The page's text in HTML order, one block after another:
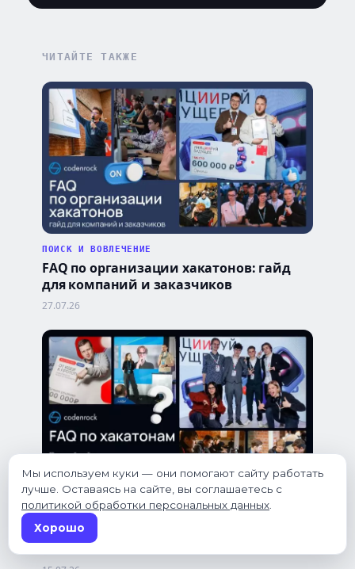
ЧИТАЙТЕ ТАКЖЕ
ПОИСК И ВОВЛЕЧЕНИЕ
FAQ по организации хакатонов: гайд
для компаний и заказчиков
27.07.26
FAQ по хакатонам: полный гайд про ИТ-
соревнования, поиск команды и
Мы используем куки — они помогают сайту работать
лучше. Оставаясь на сайте, вы соглашаетесь с
политикой обработки персональных данных
Хорошо